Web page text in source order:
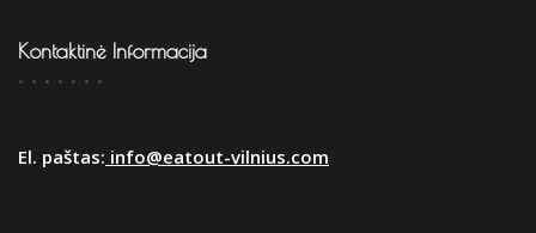
Kontaktinė Informacija
El. paštas: info@eatout-vilnius.com